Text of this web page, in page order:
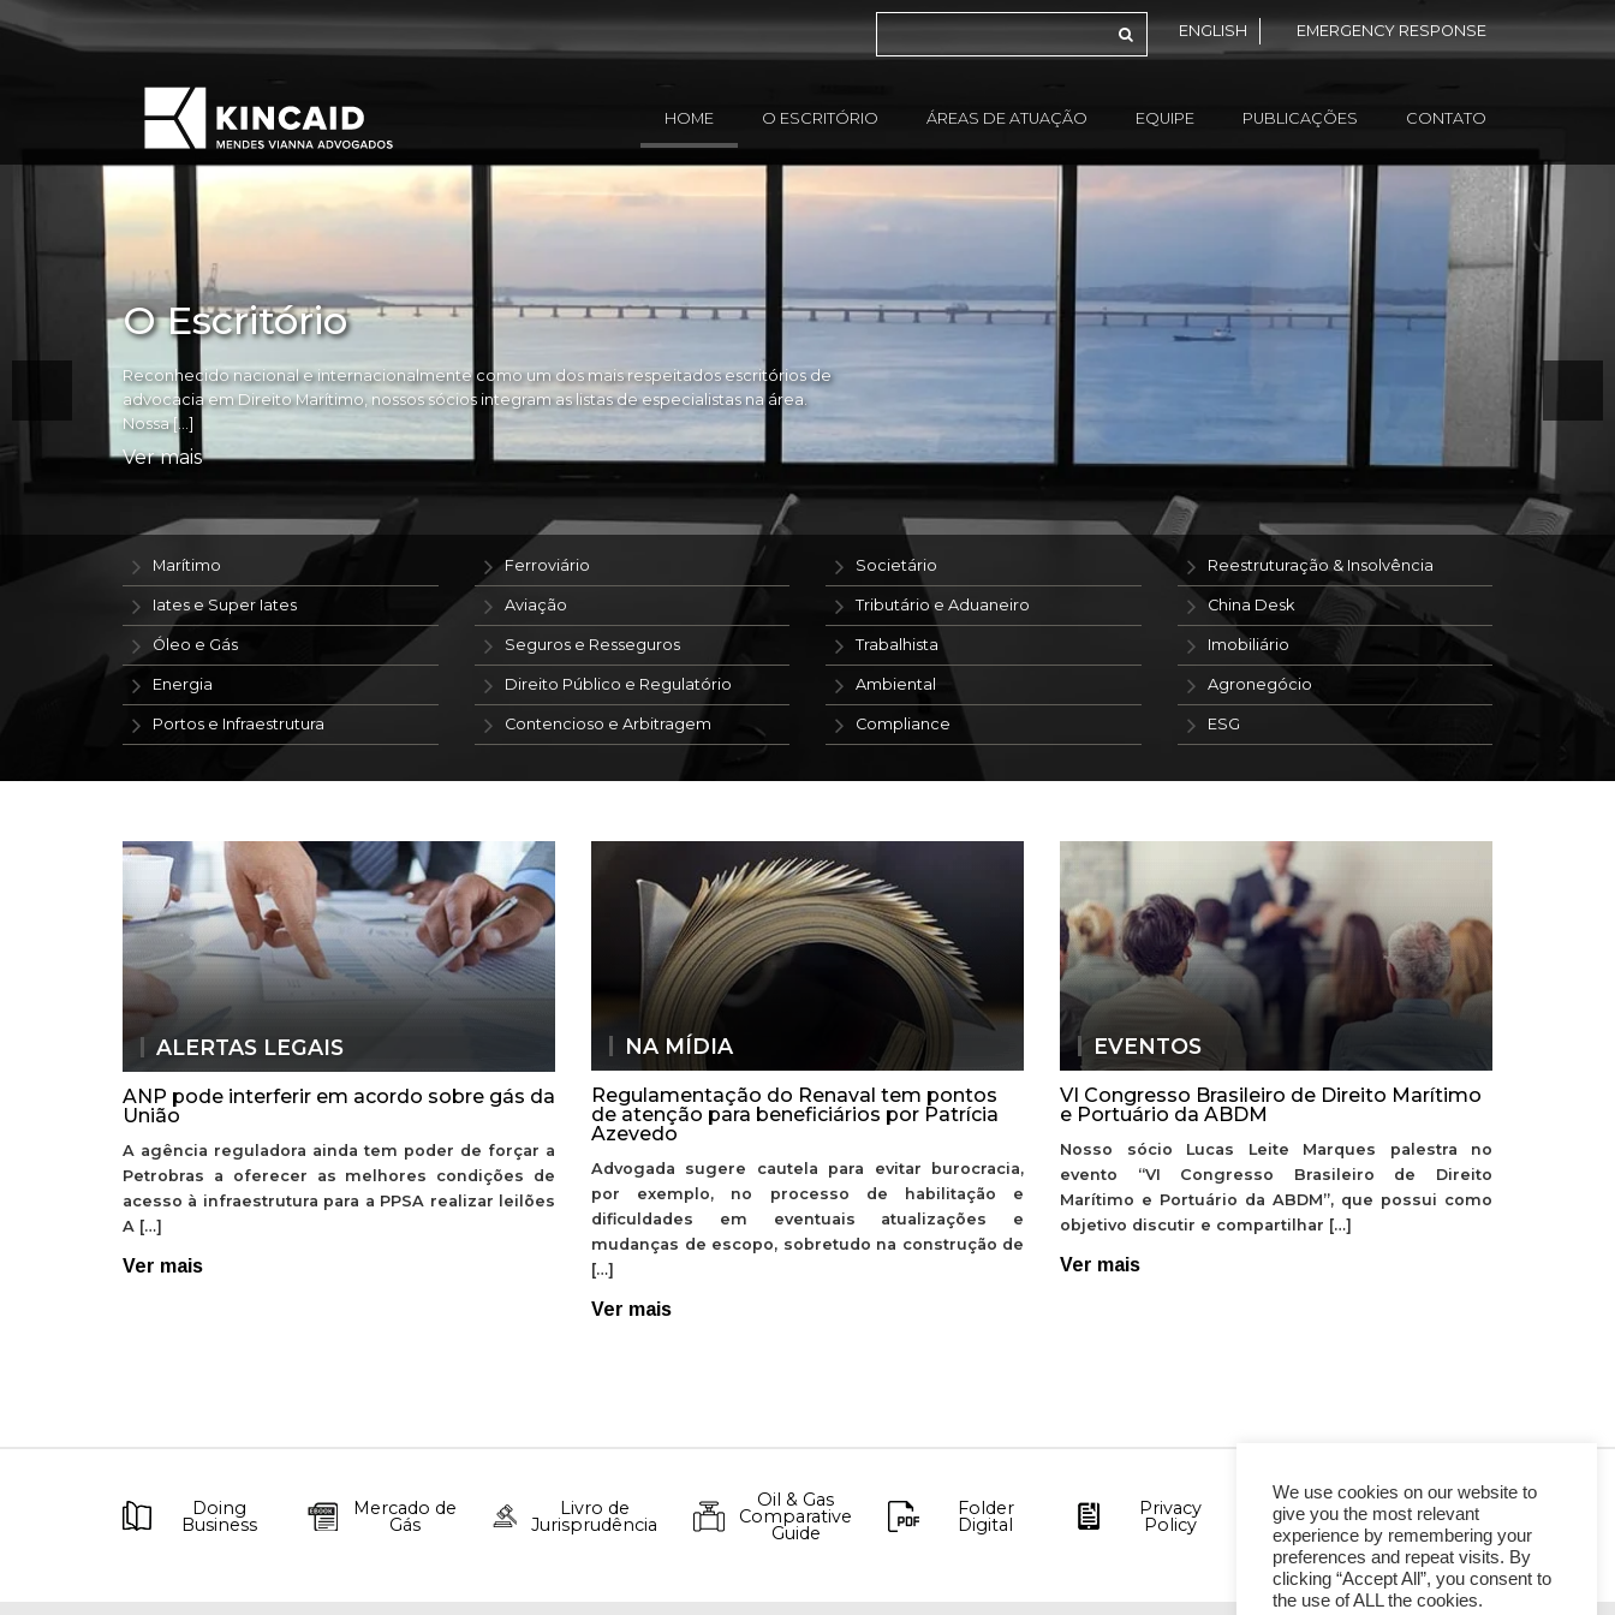
ENGLISH EMERGENCY RESPONSE
HOME O ESCRITÓRIO ÁREAS DE ATUAÇÃO EQUIPE PUBLICAÇÕES CONTATO
O Escritório
Reconhecido nacional e internacionalmente como um dos mais respeitados escritórios de
advocacia em Direito Marítimo, nossos sócios integram as listas de especialistas na área.
Nossa […]
Ver mais
Marítimo
Iates e Super Iates
Óleo e Gás
Energia
Portos e Infraestrutura
Ferroviário
Aviação
Seguros e Resseguros
Direito Público e Regulatório
Contencioso e Arbitragem
Societário
Tributário e Aduaneiro
Trabalhista
Ambiental
Compliance
Reestruturação & Insolvência
China Desk
Imobiliário
Agronegócio
ESG
ALERTAS LEGAIS
ANP pode interferir em acordo sobre gás da
União
A agência reguladora ainda tem poder de forçar a
Petrobras a oferecer as melhores condições de
acesso à infraestrutura para a PPSA realizar leilões
A […]
Ver mais
NA MÍDIA
Regulamentação do Renaval tem pontos
de atenção para beneficiários por Patrícia
Azevedo
Advogada sugere cautela para evitar burocracia,
por exemplo, no processo de habilitação e
dificuldades em eventuais atualizações e
mudanças de escopo, sobretudo na construção de
[…]
Ver mais
EVENTOS
VI Congresso Brasileiro de Direito Marítimo
e Portuário da ABDM
Nosso sócio Lucas Leite Marques palestra no
evento “VI Congresso Brasileiro de Direito
Marítimo e Portuário da ABDM”, que possui como
objetivo discutir e compartilhar […]
Ver mais
Doing
Business
Mercado de
Gás
Livro de
Jurisprudência
Oil & Gas
Comparative
Guide
Folder
Digital
Privacy
Policy
We use cookies on our website to
give you the most relevant
experience by remembering your
preferences and repeat visits. By
clicking “Accept All”, you consent to
the use of ALL the cookies.